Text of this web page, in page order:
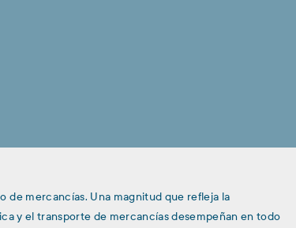
de mercancías. Una magnitud que refleja la
y el transporte de mercancías desempeñan en todo